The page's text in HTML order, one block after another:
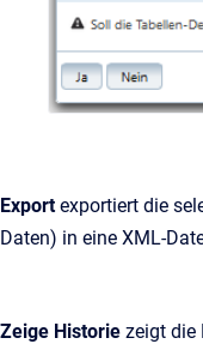
Exportexportiert die
Daten) in eine XML-
Zeige Historie zeigt die